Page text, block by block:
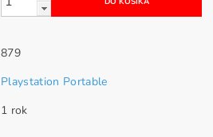
879
Playstation Portable
1 rok